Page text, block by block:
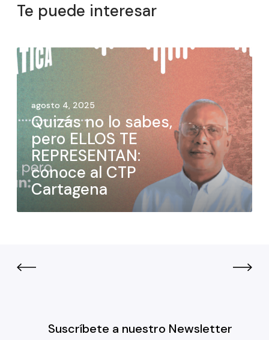
Te puede interesar
agosto 4, 2025
Quizás no lo sabes,
pero ELLOS TE
REPRESENTAN:
conoce al CTP
Cartagena
Suscríbete a nuestro Newsletter